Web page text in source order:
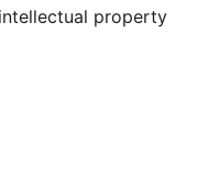
property